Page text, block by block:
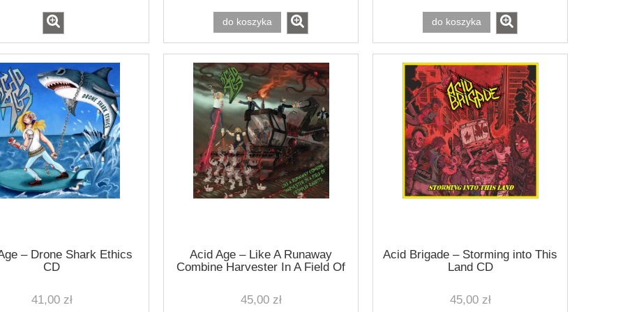
do koszyka do koszyka
‎– Drone Shark Ethics
CD
41,00 zł
Acid Age ‎– Like A Runaway
Combine Harvester In A Field Of
45,00 zł
Acid Brigade ‎– Storming into This
Land CD
45,00 zł